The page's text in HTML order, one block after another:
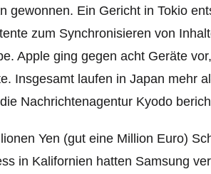
gewonnen. Ein Gericht in Tokio
zum Synchronisieren von
Apple ging gegen acht Geräte
Insgesamt laufen in Japan mehr
Nachrichtenagentur Kyodo
Yen (gut eine Million Euro)
in Kalifornien hatten Samsung